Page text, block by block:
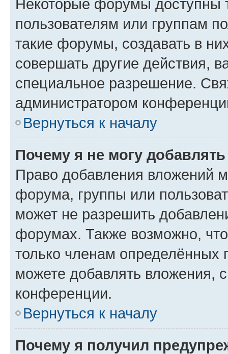
Некоторые форумы доступны
пользователям или группам
такие форумы, создавать в
совершать другие действия,
специальное разрешение.
администратором
Вернуться к началу
Почему я не могу
Право добавления вложений
форума, группы или
может не разрешить
форумах. Также возможно,
только членам определённых
можете добавлять вложения,
конференции.
Вернуться к началу
Почему я получил